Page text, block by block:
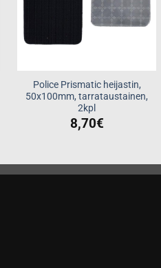
Police Prismatic heijastin,
50x100mm, tarrataustainen,
2kpl
8,70€